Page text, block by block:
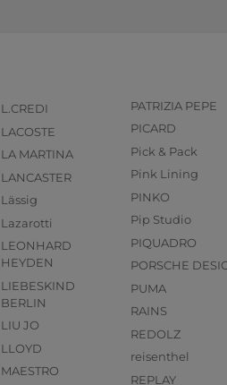
L.CREDI
LACOSTE
LA MARTINA
LANCASTER
Lässig
Lazarotti
LEONHARD
HEYDEN
LIEBESKIND
BERLIN
LIU JO
LLOYD
MAESTRO
PATRIZIA PEPE
PICARD
Pick & Pack
Pink Lining
PINKO
Pip Studio
PIQUADRO
PORSCHE
PUMA
RAINS
REDOLZ
reisenthel
REPLAY